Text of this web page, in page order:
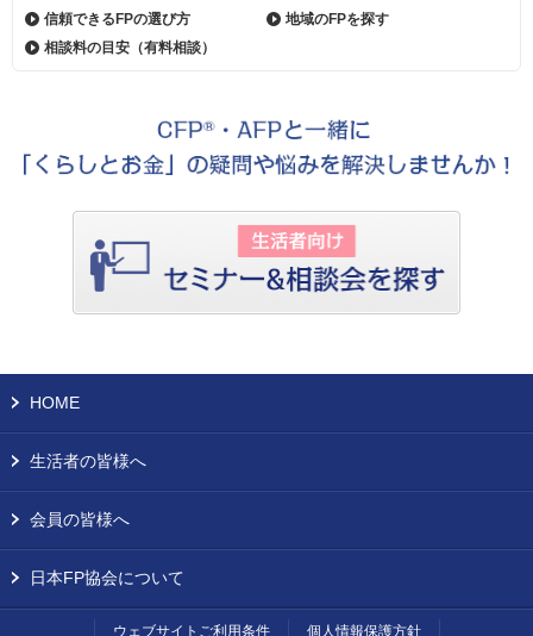
信頼できるFPの選び方
地域のFPを探す
相談料の目安（有料相談）
HOME
生活者の皆様へ
会員の皆様へ
日本FP協会について
ウェブサイトご利用条件 個人情報保護方針